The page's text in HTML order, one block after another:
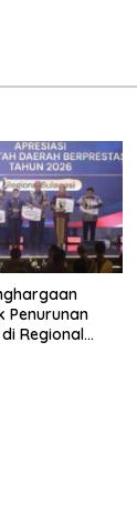
Penurunan
Regional